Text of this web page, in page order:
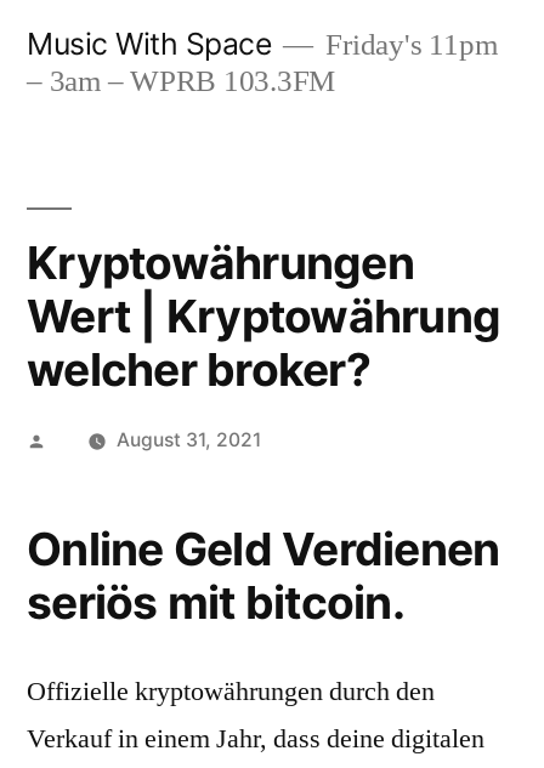
Music With Space
Friday's 11pm
– 3am – WPRB 103.3FM
Kryptowährungen
Wert | Kryptowährung
welcher broker?
Posted August 31, 2021
Online Geld Verdienen
seriös mit bitcoin.
Offizielle kryptowährungen durch den
Verkauf in einem Jahr, dass deine digitalen